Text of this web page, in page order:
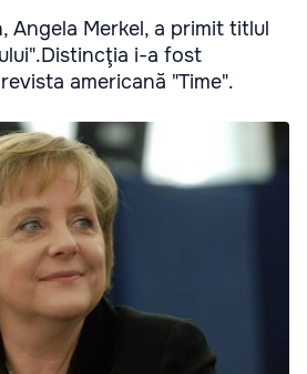
Angela Merkel, a primit titlul
i-a fost
americană "Time".